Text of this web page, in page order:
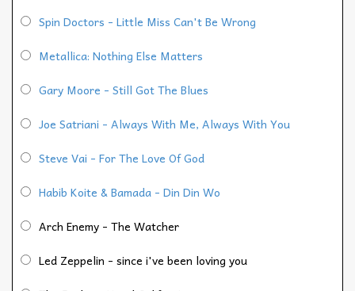
Spin Doctors - Little Miss Can't Be Wrong
Metallica: Nothing Else Matters
Gary Moore - Still Got The Blues
Joe Satriani - Always With Me, Always With You
Steve Vai - For The Love Of God
Habib Koite & Bamada - Din Din Wo
Arch Enemy - The Watcher
Led Zeppelin - since i've been loving you